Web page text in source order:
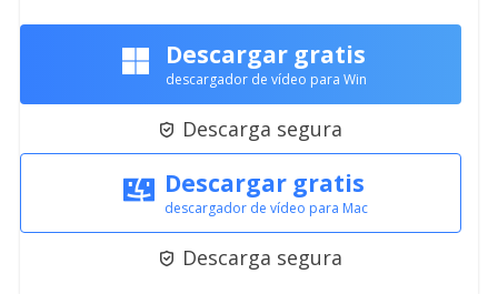
Descargar gratis
descargador de vídeo para Win
 Descarga segura
Descargar gratis
descargador de vídeo para Mac
 Descarga segura